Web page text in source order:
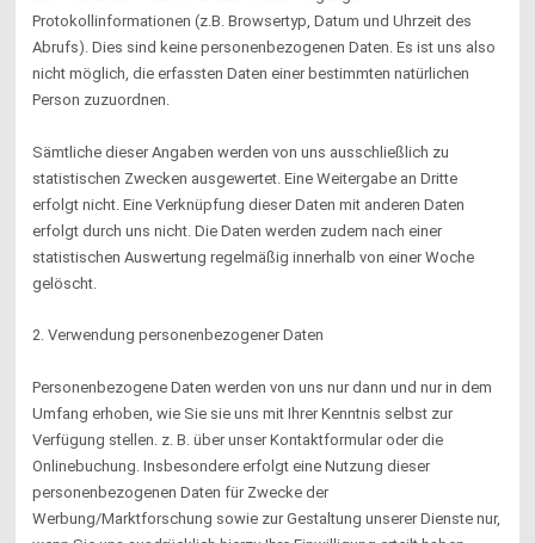
Protokollinformationen (z.B. Browsertyp, Datum und Uhrzeit des
Abrufs). Dies sind keine personenbezogenen Daten. Es ist uns also
nicht möglich, die erfassten Daten einer bestimmten natürlichen
Person zuzuordnen.
Sämtliche dieser Angaben werden von uns ausschließlich zu
statistischen Zwecken ausgewertet. Eine Weitergabe an Dritte
erfolgt nicht. Eine Verknüpfung dieser Daten mit anderen Daten
erfolgt durch uns nicht. Die Daten werden zudem nach einer
statistischen Auswertung regelmäßig innerhalb von einer Woche
gelöscht.
2. Verwendung personenbezogener Daten
Personenbezogene Daten werden von uns nur dann und nur in dem
Umfang erhoben, wie Sie sie uns mit Ihrer Kenntnis selbst zur
Verfügung stellen. z. B. über unser Kontaktformular oder die
Onlinebuchung. Insbesondere erfolgt eine Nutzung dieser
personenbezogenen Daten für Zwecke der
Werbung/Marktforschung sowie zur Gestaltung unserer Dienste nur,